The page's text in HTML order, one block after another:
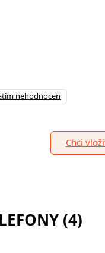
nehodnocen
Chci
(4)